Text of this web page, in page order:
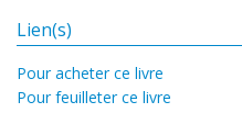
Lien(s)
Pour acheter ce livre
Pour feuilleter ce livre